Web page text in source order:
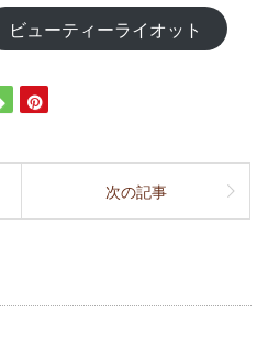
ビューティーライオット
次の記事